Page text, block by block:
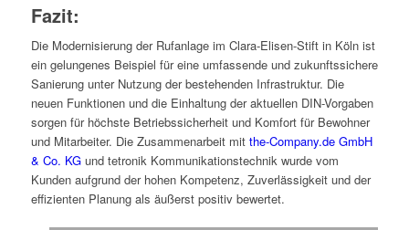
Fazit:
Die Modernisierung der Rufanlage im Clara-Elisen-Stift in Köln ist
ein gelungenes Beispiel für eine umfassende und zukunftssichere
Sanierung unter Nutzung der bestehenden Infrastruktur. Die
neuen Funktionen und die Einhaltung der aktuellen DIN-Vorgaben
sorgen für höchste Betriebssicherheit und Komfort für Bewohner
und Mitarbeiter. Die Zusammenarbeit mit the-Company.de GmbH
& Co. KGund tetronik Kommunikationstechnik wurde vom
Kunden aufgrund der hohen Kompetenz, Zuverlässigkeit und der
effizienten Planung als äußerst positiv bewertet.